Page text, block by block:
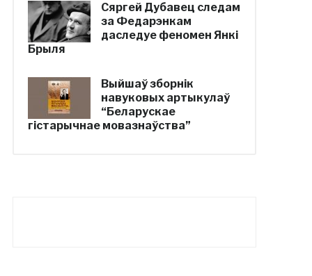
Сяргей Дубавец следам
за Федарэнкам
даследуе феномен Янкі
Брыля
Выйшаў зборнік
навуковых артыкулаў
“Беларускае
гістарычнае мовазнаўства”